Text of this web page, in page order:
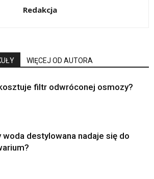
Redakcja
WIĘCEJ OD AUTORA
filtr odwróconej osmozy?
woda destylowana nadaje się do